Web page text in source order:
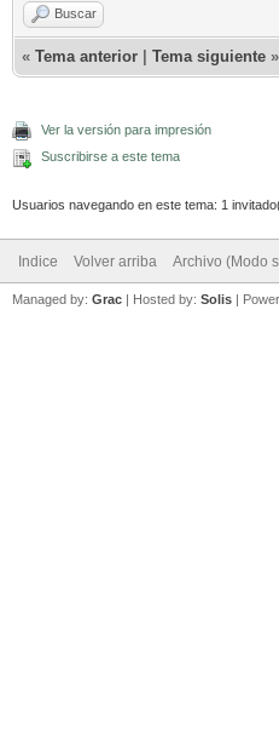
Buscar
« Tema anterior Tema siguiente »
Ver la versión para impresión
Suscribirse a este tema
Usuarios navegando en este tema: 1
Indice Volver arriba Archivo (Modo
Managed by: Grac | Hosted by: Solis |